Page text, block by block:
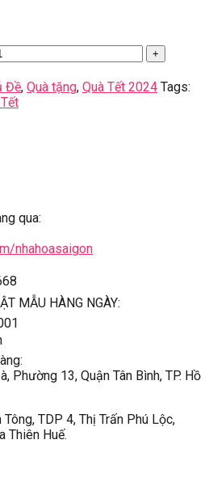
Đề, Quà tặng, Quà Tết 2024 Tags:
qua:
nhahoasaigon
MẪU HÀNG NGÀY:
Phường 13, Quận Tân Bình, TP. Hồ
TDP 4, Thị Trấn Phú Lộc,
Thiên Huế.